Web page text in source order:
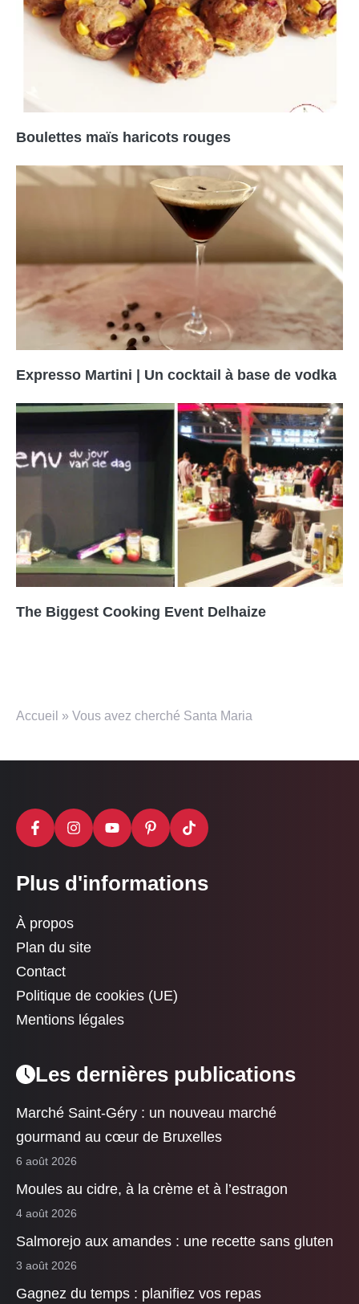
Boulettes maïs haricots rouges
Expresso Martini | Un cocktail à base de vodka
The Biggest Cooking Event Delhaize
Accueil » Vous avez cherché Santa Maria
Plus d'informations
À propos
Plan du site
Contact
Politique de cookies (UE)
Mentions légales
Les dernières publications
Marché Saint-Géry : un nouveau marché
gourmand au cœur de Bruxelles
6 août 2026
Moules au cidre, à la crème et à l’estragon
4 août 2026
Salmorejo aux amandes : une recette sans gluten
3 août 2026
Gagnez du temps : planifiez vos repas